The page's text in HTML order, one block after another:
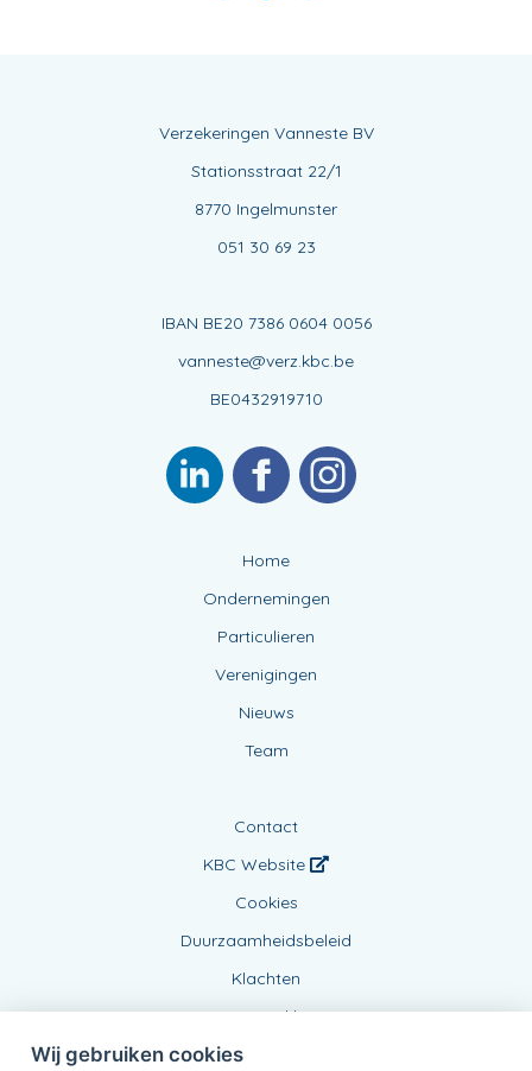
Verzekeringen Vanneste BV
Stationsstraat 22/1
8770 Ingelmunster
051 30 69 23
IBAN BE20 7386 0604 0056
vanneste@verz.kbc.be
BE0432919710
Home
Ondernemingen
Particulieren
Verenigingen
Nieuws
Team
Contact
KBC Website
Cookies
Duurzaamheidsbeleid
Klachten
Privacy Verklaring
Wij gebruiken cookies